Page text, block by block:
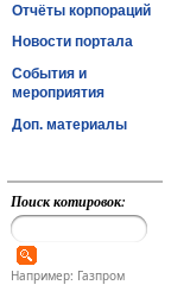
Отчёты корпораций
Новости портала
События и
мероприятия
Доп. материалы
Поиск котировок:
Например: Газпром